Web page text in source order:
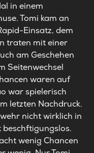
in einem
Tomi kam an
Einsatz, dem
traten mit einer
am Geschehen
Seitenwechsel
waren auf
war spielerisch
letzten Nachdruck.
nicht wirklich in
wenig Chancen